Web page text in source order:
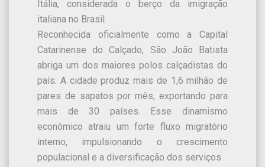
Itália, considerada o berço da imigração
italiana no Brasil.
Reconhecida oficialmente como a Capital
Catarinense do Calçado, São João Batista
abriga um dos maiores polos calçadistas do
país. A cidade produz mais de 1,6 milhão de
pares de sapatos por mês, exportando para
mais de 30 países. Esse dinamismo
econômico atraiu um forte fluxo migratório
interno, impulsionando o crescimento
populacional e a diversificação dos serviços.